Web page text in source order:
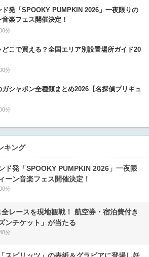
ド発「SPOOKY PUMPKIN 2026」一夜限りの
楽フェス開催決定！
分
どこで買える？全国エリア別設置場所ガイド20
分
ガシャポン全種類まとめ2026【名探偵プリキュ
分
キング
ド発「SPOOKY PUMPKIN 2026」一夜限
ーン音楽フェス開催決定！
分
レースを現地観戦！ 航空券・宿泊費付き
ンチケット」が当たる
分